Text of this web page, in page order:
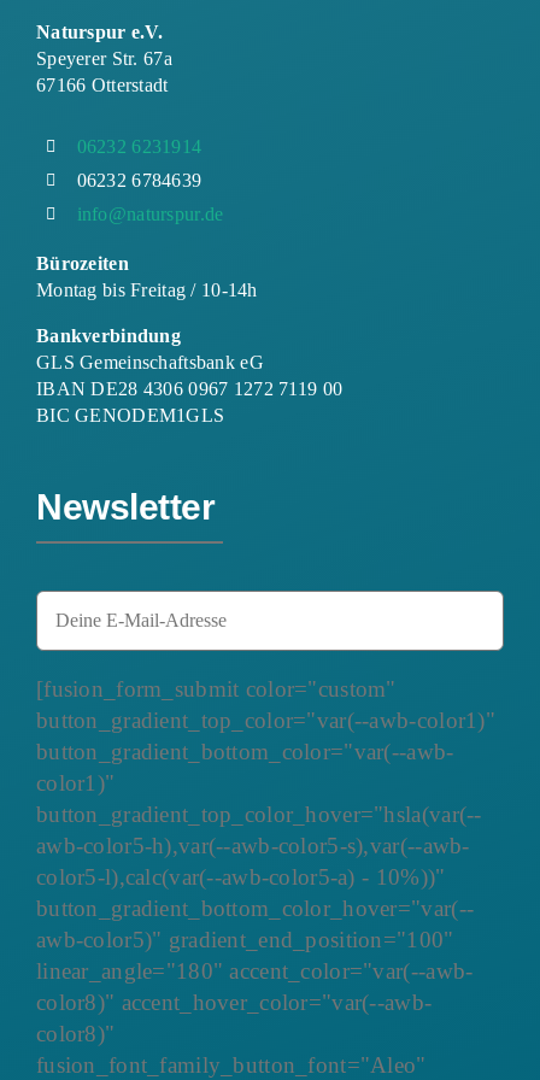
Naturspur e.V.
Speyerer Str. 67a
67166 Otterstadt
06232 6231914
06232 6784639
info@naturspur.de
Bürozeiten
Montag bis Freitag / 10-14h
Bankverbindung
GLS Gemeinschaftsbank eG
IBAN DE28 4306 0967 1272 7119 00
BIC GENODEM1GLS
Newsletter
[fusion_form_submit color="custom"
button_gradient_top_color="var(--awb-color1)"
button_gradient_bottom_color="var(--awb-
color1)"
button_gradient_top_color_hover="hsla(var(--
awb-color5-h),var(--awb-color5-s),var(--awb-
color5-l),calc(var(--awb-color5-a) - 10%))"
button_gradient_bottom_color_hover="var(--
awb-color5)" gradient_end_position="100"
linear_angle="180" accent_color="var(--awb-
color8)" accent_hover_color="var(--awb-
color8)"
fusion_font_family_button_font="Aleo"